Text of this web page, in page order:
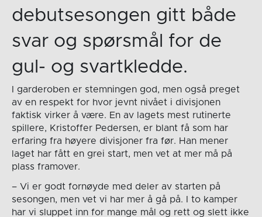
debutsesongen gitt både
svar og spørsmål for de
gul- og svartkledde.
I garderoben er stemningen god, men også preget
av en respekt for hvor jevnt nivået i divisjonen
faktisk virker å være. En av lagets mest rutinerte
spillere, Kristoffer Pedersen, er blant få som har
erfaring fra høyere divisjoner fra før. Han mener
laget har fått en grei start, men vet at mer må på
plass framover.
– Vi er godt fornøyde med deler av starten på
sesongen, men vet vi har mer å gå på. I to kamper
har vi sluppet inn for mange mål og rett og slett ikke